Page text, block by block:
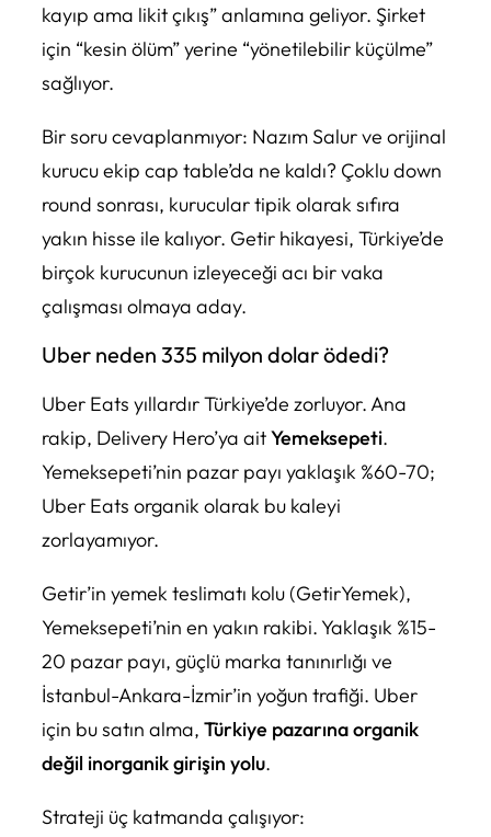
kayıp ama likit çıkış” anlamına geliyor. Şirket
için “kesin ölüm” yerine “yönetilebilir küçülme”
sağlıyor.
Bir soru cevaplanmıyor: Nazım Salur ve orijinal
kurucu ekip cap table’da ne kaldı? Çoklu down
round sonrası, kurucular tipik olarak sıfıra
yakın hisse ile kalıyor. Getir hikayesi, Türkiye’de
birçok kurucunun izleyeceği acı bir vaka
çalışması olmaya aday.
Uber neden 335 milyon dolar ödedi?
Uber Eats yıllardır Türkiye’de zorluyor. Ana
rakip, Delivery Hero’ya aitYemeksepeti.
Yemeksepeti’nin pazar payı yaklaşık %60-70;
Uber Eats organik olarak bu kaleyi
zorlayamıyor.
Getir’in yemek teslimatı kolu (GetirYemek),
Yemeksepeti’nin en yakın rakibi. Yaklaşık %15-
20 pazar payı, güçlü marka tanınırlığı ve
İstanbul-Ankara-İzmir’in yoğun trafiği. Uber
için bu satın alma, Türkiye pazarına organik
değil inorganik girişin yolu.
Strateji üç katmanda çalışıyor: